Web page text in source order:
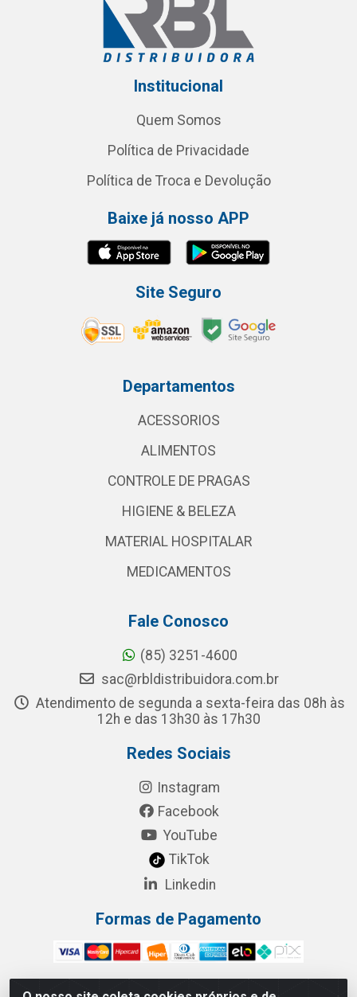
Institucional
Quem Somos
Política de Privacidade
Política de Troca e Devolução
Baixe já nosso APP
Site Seguro
Departamentos
ACESSORIOS
ALIMENTOS
CONTROLE DE PRAGAS
HIGIENE & BELEZA
MATERIAL HOSPITALAR
MEDICAMENTOS
Fale Conosco
(85) 3251-4600
sac@rbldistribuidora.com.br
Atendimento de segunda a sexta-feira das 08h às
12h e das 13h30 às 17h30
Redes Sociais
Instagram
Facebook
YouTube
TikTok
Linkedin
Formas de Pagamento